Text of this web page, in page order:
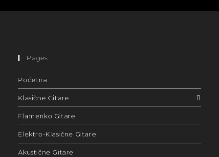
Pages
Početna
Klasične Gitare
Flamenko Gitare
Elektro-Klasične Gitare
Akustične Gitare